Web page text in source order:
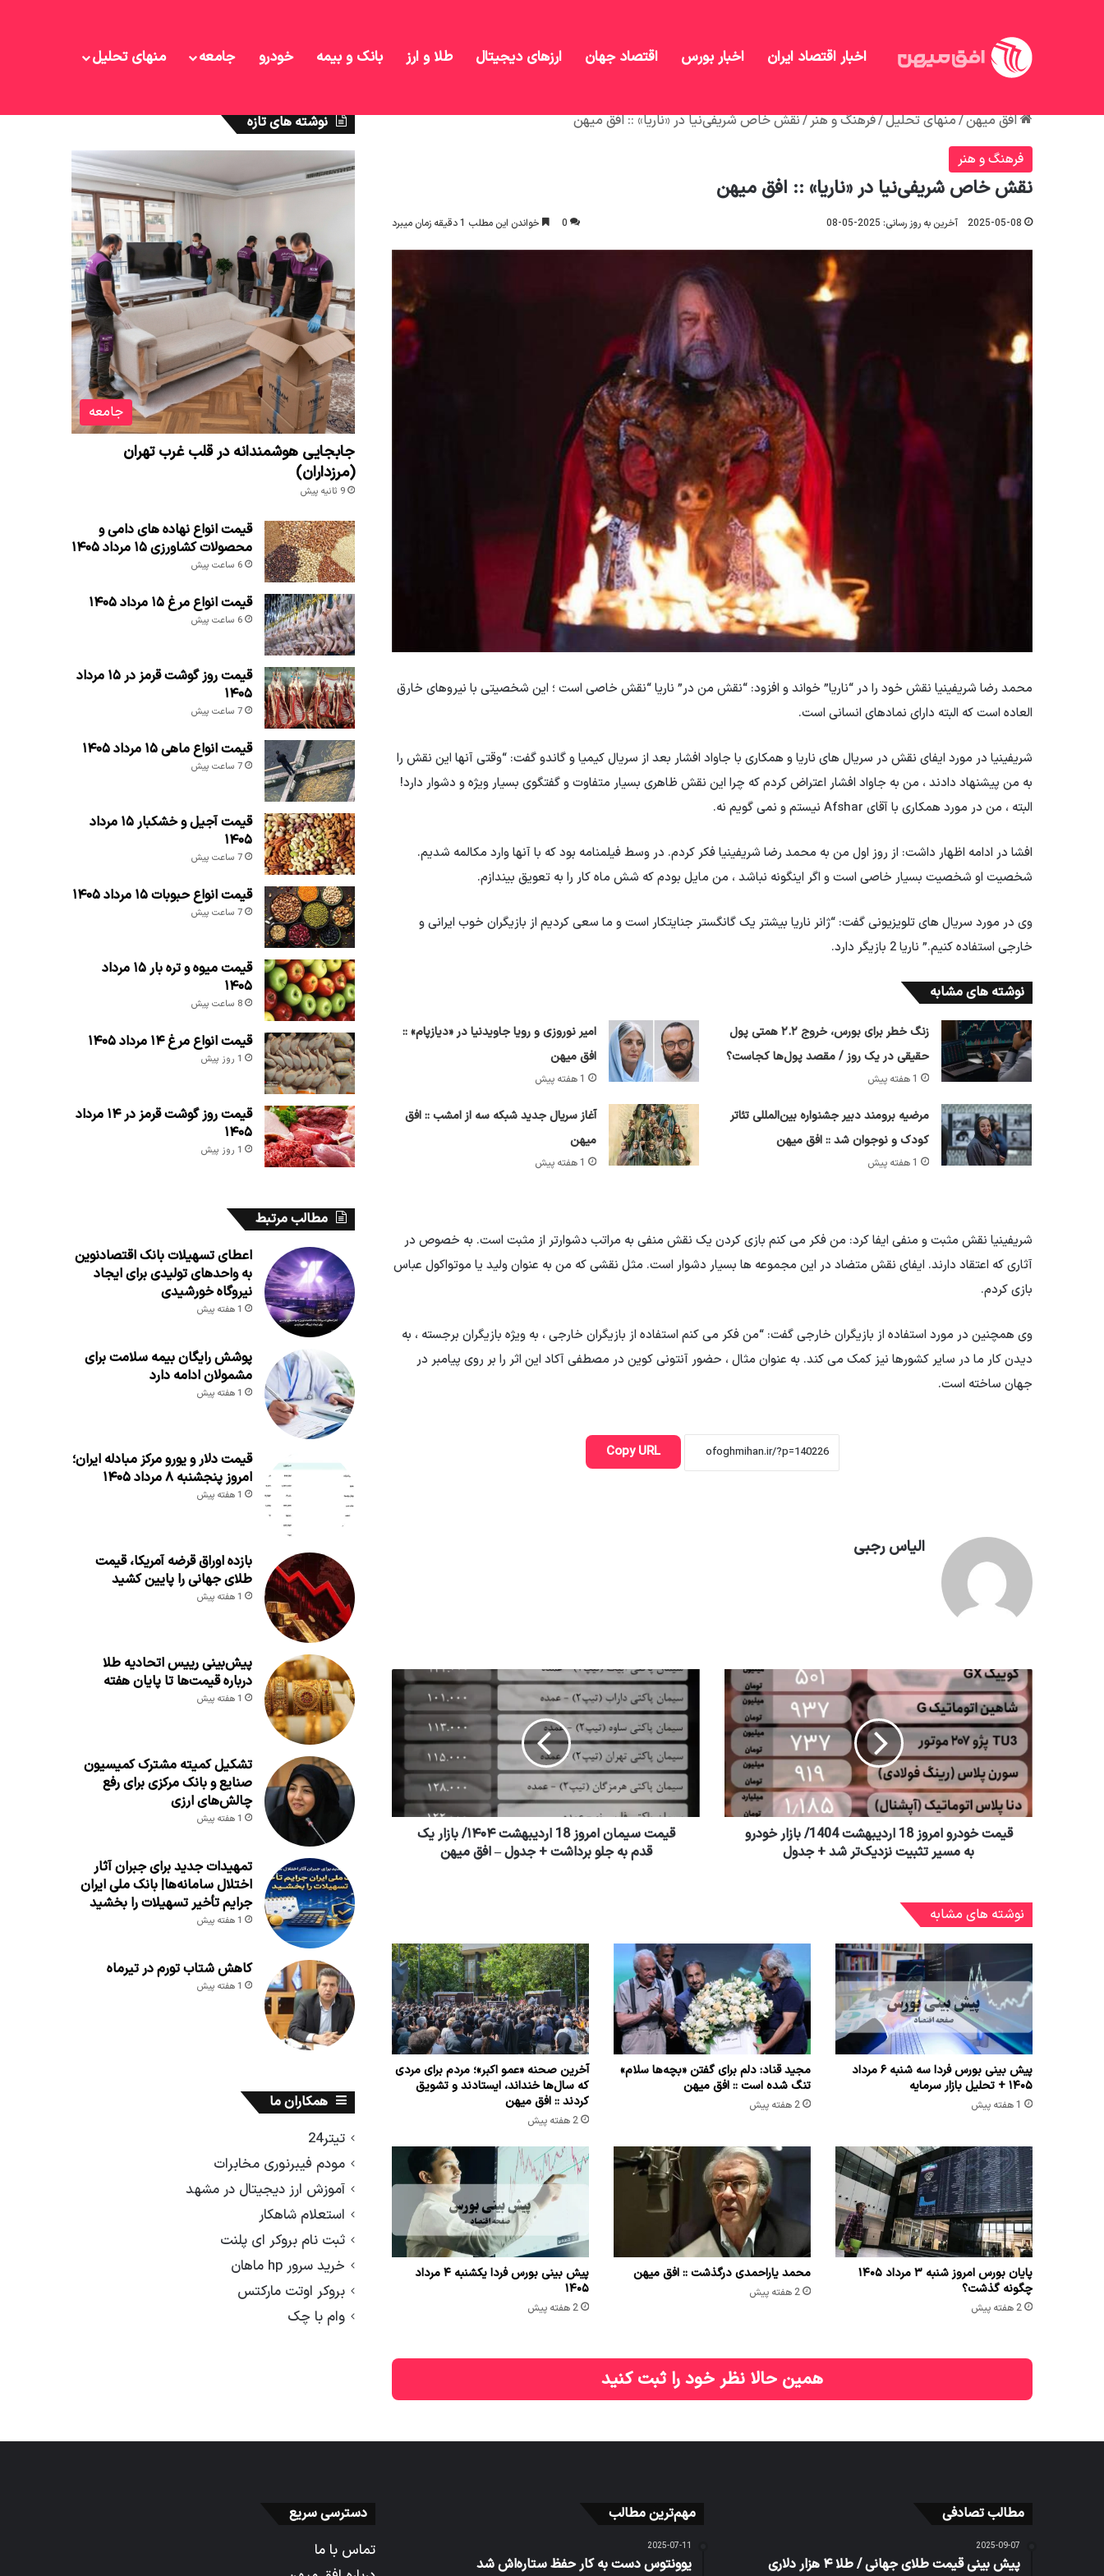
اخبار اقتصاد ایران اخبار بورس اقتصاد جهان ارزهای دیجیتال طلا و ارز بانک و بیمه خودرو جامعه منهای تحلیل
افق میهن/منهای تحلیل/فرهنگ و هنر/نقش خاص شریفی‌نیا در «ناریا» :: افق میهن
فرهنگ و هنر
نقش خاص شریفی‌نیا در «ناریا» :: افق میهن
2025-05-08 آخرین به روز رسانی: 2025-05-08 0 خواندن این مطلب 1 دقیقه زمان میبرد
محمد رضا شریفینیا نقش خود را در “ناریا” خواند و افزود: “نقش من در” ناریا “نقش خاصی است ؛ این شخصیتی با نیروهای خارق
العاده است که البته دارای نمادهای انسانی است.
شریفینیا در مورد ایفای نقش در سریال های ناریا و همکاری با جاواد افشار بعد از سریال کیمیا و گاندو گفت: “وقتی آنها این نقش را
به من پیشنهاد دادند ، من به جاواد افشار اعتراض کردم که چرا این نقش ظاهری بسیار متفاوت و گفتگوی بسیار ویژه و دشوار دارد!
البته ، من در مورد همکاری با آقای Afshar نیستم و نمی گویم نه.
افشا در ادامه اظهار داشت: از روز اول من به محمد رضا شریفینیا فکر کردم. در وسط فیلمنامه بود که با آنها وارد مکالمه شدیم.
شخصیت او شخصیت بسیار خاصی است و اگر اینگونه نباشد ، من مایل بودم که شش ماه کار را به تعویق بیندازم.
وی در مورد سریال های تلویزیونی گفت: “ژانر ناریا بیشتر یک گانگستر جنایتکار است و ما سعی کردیم از بازیگران خوب ایرانی و
خارجی استفاده کنیم.” ناریا 2 بازیگر دارد.
نوشته های مشابه
زنگ خطر برای بورس، خروج ۲.۲ همتی پول
حقیقی در یک روز / مقصد پول‌ها کجاست؟
1 هفته پیش
امیر نوروزی و رویا جاویدنیا در «دیازپام» ::
افق میهن
1 هفته پیش
مرضیه برومند دبیر جشنواره بین‌المللی تئاتر
کودک و نوجوان شد :: افق میهن
1 هفته پیش
آغاز سریال جدید شبکه سه از امشب :: افق
میهن
1 هفته پیش
شریفینیا نقش مثبت و منفی ایفا کرد: من فکر می کنم بازی کردن یک نقش منفی به مراتب دشوارتر از مثبت است. به خصوص در
آثاری که اعتقاد دارند. ایفای نقش متضاد در این مجموعه ها بسیار دشوار است. مثل نقشی که من به عنوان ولید یا موتواکول عباس
بازی کردم.
وی همچنین در مورد استفاده از بازیگران خارجی گفت: “من فکر می کنم استفاده از بازیگران خارجی ، به ویژه بازیگران برجسته ، به
دیدن کار ما در سایر کشورها نیز کمک می کند. به عنوان مثال ، حضور آنتونی کوین در مصطفی آکاد این اثر را بر روی پیامبر در
جهان ساخته است.
Copy URL
الیاس رجبی
قیمت خودرو امروز 18 اردیبهشت 1404/ بازار خودرو
به مسیر تثبیت نزدیک‌تر شد + جدول
قیمت سیمان امروز 18 اردیبهشت ۱۴۰۴/ بازار یک
قدم به جلو برداشت + جدول – افق میهن
نوشته های مشابه
پیش بینی بورس فردا سه شنبه ۶ مرداد
۱۴۰۵ + تحلیل بازار سرمایه
1 هفته پیش
مجید قناد: دلم برای گفتن «بچه‌ها سلام»
تنگ شده است :: افق میهن
2 هفته پیش
آخرین صحنه «عمو اکبر»؛ مردم برای مردی
که سال‌ها خنداند، ایستادند و تشویق
کردند :: افق میهن
2 هفته پیش
پایان بورس امروز شنبه ۳ مرداد ۱۴۰۵
چگونه گذشت؟
2 هفته پیش
محمد یاراحمدی درگذشت :: افق میهن
2 هفته پیش
پیش بینی بورس فردا یکشنبه ۴ مرداد
۱۴۰۵
2 هفته پیش
همین حالا نظر خود را ثبت کنید
نوشته های تازه
جامعه
جابجایی هوشمندانه در قلب غرب تهران
(مرزداران)
9 ثانیه پیش
قیمت انواع نهاده های دامی و
محصولات کشاورزی ۱۵ مرداد ۱۴۰۵
6 ساعت پیش
قیمت انواع مرغ ۱۵ مرداد ۱۴۰۵
6 ساعت پیش
قیمت روز گوشت قرمز در ۱۵ مرداد
۱۴۰۵
7 ساعت پیش
قیمت انواع ماهی ۱۵ مرداد ۱۴۰۵
7 ساعت پیش
قیمت آجیل و خشکبار ۱۵ مرداد
۱۴۰۵
7 ساعت پیش
قیمت انواع حبوبات ۱۵ مرداد ۱۴۰۵
7 ساعت پیش
قیمت میوه و تره بار ۱۵ مرداد
۱۴۰۵
8 ساعت پیش
قیمت انواع مرغ ۱۴ مرداد ۱۴۰۵
1 روز پیش
قیمت روز گوشت قرمز در ۱۴ مرداد
۱۴۰۵
1 روز پیش
مطالب مرتبط
اعطای تسهیلات بانک اقتصادنوین
به واحدهای تولیدی برای ایجاد
نیروگاه خورشیدی
1 هفته پیش
پوشش رایگان بیمه سلامت برای
مشمولان ادامه دارد
1 هفته پیش
قیمت دلار و یورو مرکز مبادله ایران؛
امروز پنجشنبه ۸ مرداد ۱۴۰۵
1 هفته پیش
بازده اوراق قرضه آمریکا، قیمت
طلای جهانی را پایین کشید
1 هفته پیش
پیش‌بینی رییس اتحادیه طلا
درباره قیمت‌ها تا پایان هفته
1 هفته پیش
تشکیل کمیته مشترک کمیسیون
صنایع و بانک مرکزی برای رفع
چالش‌های ارزی
1 هفته پیش
تمهیدات جدید برای جبران آثار
اختلال سامانه‌ها| بانک ملی ایران
جرایم تأخیر تسهیلات را بخشید
1 هفته پیش
کاهش شتاب تورم در تیرماه
1 هفته پیش
همکاران ما
تیتر24
مودم فیبرنوری مخابرات
آموزش ارز دیجیتال در مشهد
استعلام شاهکار
ثبت نام بروکر ای پلنت
خرید سرور hp ماهان
بروکر اوتت مارکتس
وام با چک
مطالب تصادفی
2025-09-07
پیش بینی قیمت طلای جهانی / طلا ۴ هزار دلاری
مهم‌ترین مطالب
2025-07-11
یوونتوس دست به کار حفظ ستاره‌اش شد
دسترسی سریع
تماس با ما